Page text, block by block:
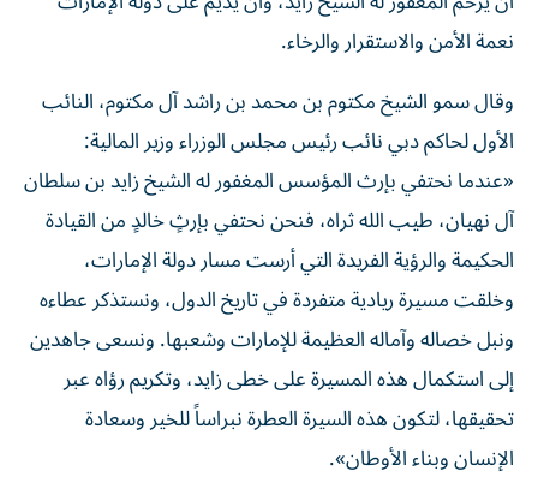
نعمة الأمن والاستقرار والرخاء.
وقال سمو الشيخ مكتوم بن محمد بن راشد آل مكتوم، النائب
الأول لحاكم دبي نائب رئيس مجلس الوزراء وزير المالية:
«عندما نحتفي بإرث المؤسس المغفور له الشيخ زايد بن سلطان
آل نهيان، طيب الله ثراه، فنحن نحتفي بإرثٍ خالدٍ من القيادة
الحكيمة والرؤية الفريدة التي أرست مسار دولة الإمارات،
وخلقت مسيرة ريادية متفردة في تاريخ الدول، ونستذكر عطاءه
ونبل خصاله وآماله العظيمة للإمارات وشعبها. ونسعى جاهدين
إلى استكمال هذه المسيرة على خطى زايد، وتكريم رؤاه عبر
تحقيقها، لتكون هذه السيرة العطرة نبراساً للخير وسعادة
الإنسان وبناء الأوطان».